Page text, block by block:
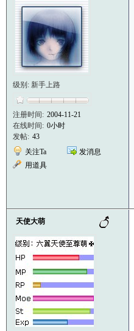
级别: 新手上路
注册时间: 2004-11-21
在线时间: 0小时
发帖: 43
关注Ta
发消息
用道具
天使大萌